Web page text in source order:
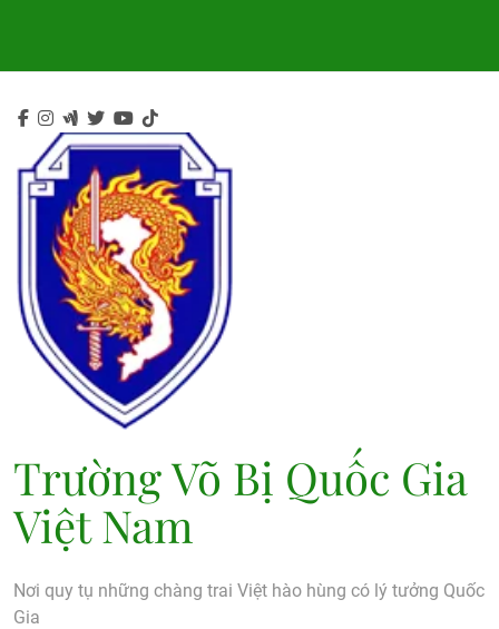
Trường Võ Bị Quốc Gia
Việt Nam
Nơi quy tụ những chàng trai Việt hào hùng có lý tưởng Quốc
Gia